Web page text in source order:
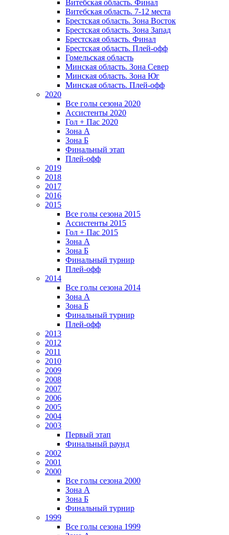
Витебская область. Финал
Витебская область. 7-12 места
Брестская область. Зона Восток
Брестская область. Зона Запад
Брестская область. Финал
Брестская область. Плей-офф
Гомельская область
Минская область. Зона Север
Минская область. Зона Юг
Минская область. Плей-офф
2020
Все голы сезона 2020
Ассистенты 2020
Гол + Пас 2020
Зона А
Зона Б
Финальный этап
Плей-офф
2019
2018
2017
2016
2015
Все голы сезона 2015
Ассистенты 2015
Гол + Пас 2015
Зона А
Зона Б
Финальный турнир
Плей-офф
2014
Все голы сезона 2014
Зона А
Зона Б
Финальный турнир
Плей-офф
2013
2012
2011
2010
2009
2008
2007
2006
2005
2004
2003
Первый этап
Финальный раунд
2002
2001
2000
Все голы сезона 2000
Зона А
Зона Б
Финальный турнир
1999
Все голы сезона 1999